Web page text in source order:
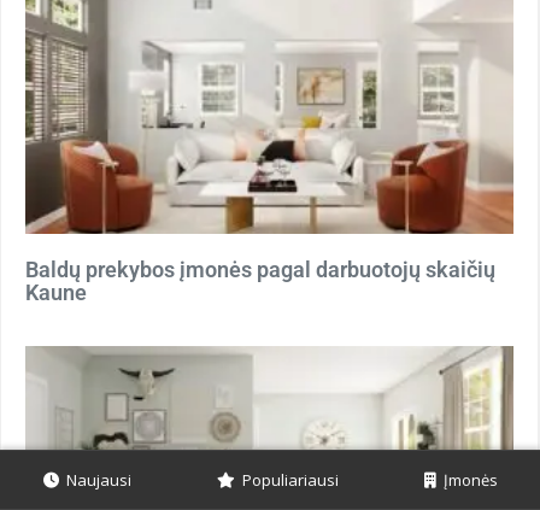
Baldų prekybos įmonės pagal darbuotojų skaičių
Kaune
Naujausi Populiariausi Įmonės